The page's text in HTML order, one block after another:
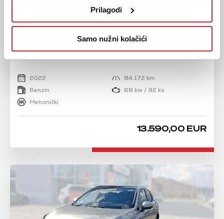
Prilagodi
Samo nužni kolačići
MICRA 1.0 IG-T
2022
84.172 km
Benzin
68 kw / 92 ks
Mehanički
13.590,00 EUR